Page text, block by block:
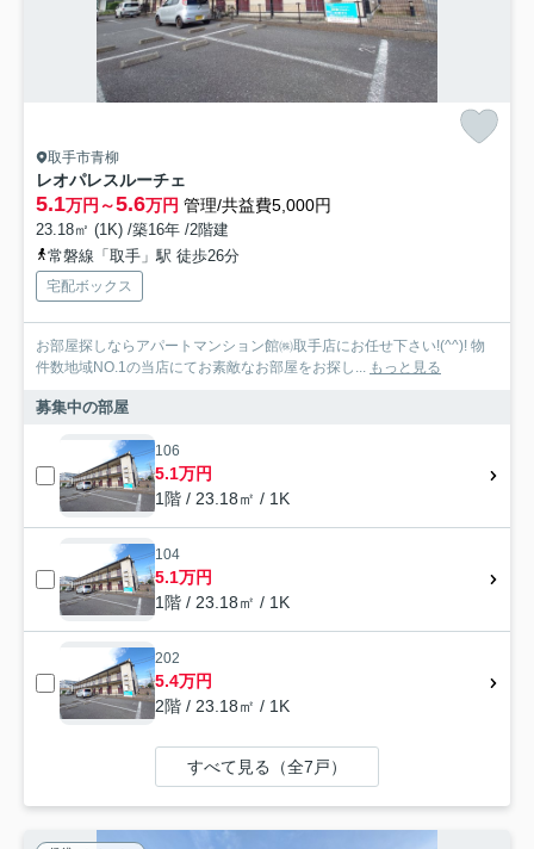
取手市青柳
レオパレスルーチェ
5.1万円～5.6万円 管理/共益費5,000円
23.18㎡ (1K) /築16年 /2階建
常磐線「取手」駅 徒歩26分
宅配ボックス
お部屋探しならアパートマンション館㈱取手店にお任せ下さい!(^^)! 物
件数地域NO.1の当店にてお素敵なお部屋をお探し... もっと見る
募集中の部屋
106
5.1万円
1階 / 23.18㎡ / 1K
104
5.1万円
1階 / 23.18㎡ / 1K
202
5.4万円
2階 / 23.18㎡ / 1K
すべて見る（全7戸）